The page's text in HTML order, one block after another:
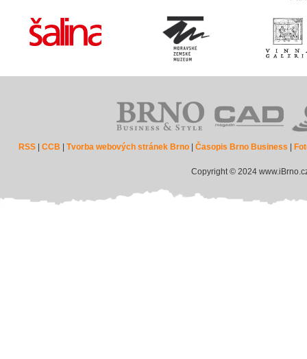
RSS |CCB |Tvorba webových stránek Brno |Časopis Brno Business
Copyright © 2024